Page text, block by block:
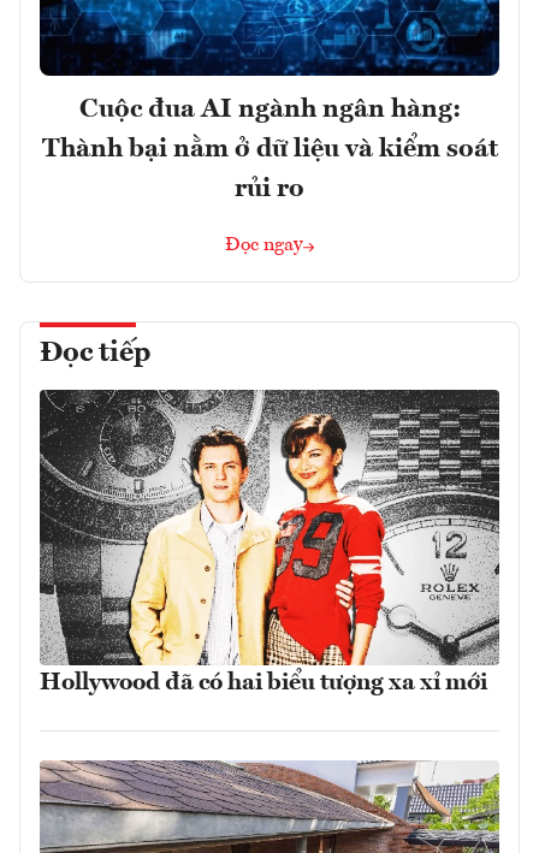
Cuộc đua AI ngành ngân hàng:
Thành bại nằm ở dữ liệu và kiểm soát
rủi ro
Đọc ngay
Đọc tiếp
Hollywood đã có hai biểu tượng xa xỉ mới